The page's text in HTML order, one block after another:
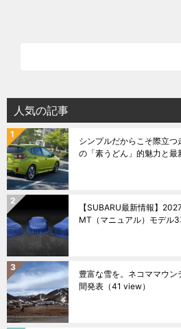
人気の記事
シンプルだからこそ際立
の「素うどん」的魅力と最
【SUBARU最新情報】
MT（マニュアル）モデル
豊富な雪を。ネコママウ
間発表 （41 view）